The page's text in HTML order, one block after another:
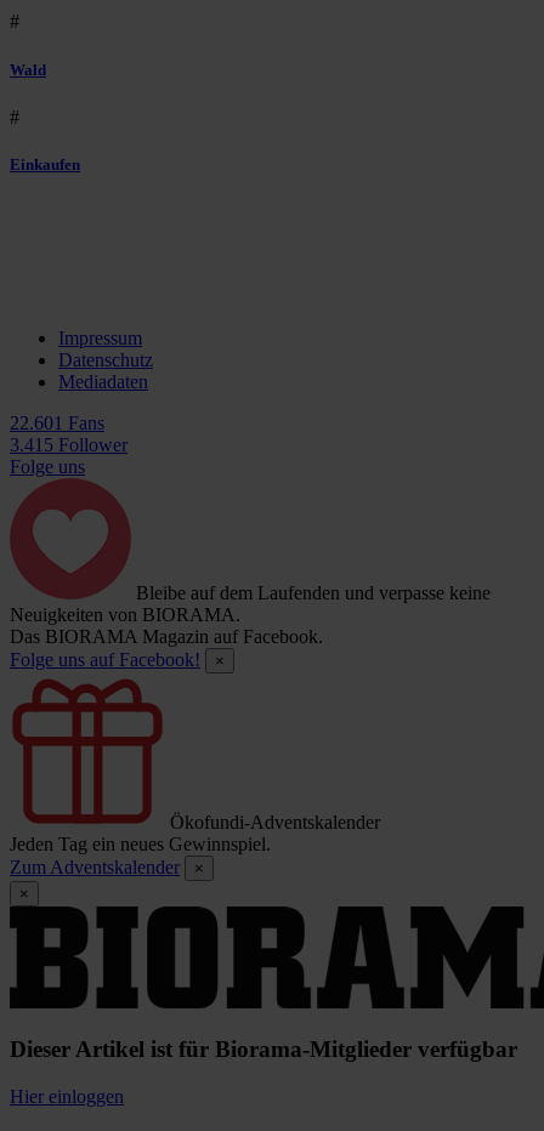
#
Wald
#
Einkaufen
Impressum
Datenschutz
Mediadaten
22.601 Fans
3.415 Follower
Folge uns
Bleibe auf dem Laufenden und verpasse keine
Neuigkeiten von BIORAMA.
Das BIORAMA Magazin auf Facebook.
Folge uns auf Facebook!
×
Ökofundi-Adventskalender
Jeden Tag ein neues Gewinnspiel.
Zum Adventskalender
×
×
Dieser Artikel ist für Biorama-Mitglieder verfügbar
Hier einloggen